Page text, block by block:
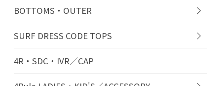
BOTTOMS・OUTER
SURF DRESS CODE TOPS
4R・SDC・IVR／CAP